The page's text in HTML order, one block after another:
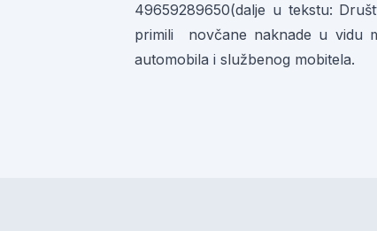
49659289650(dalje u tekstu:
primili novčane naknade u vidu
automobila i službenog mobitela.